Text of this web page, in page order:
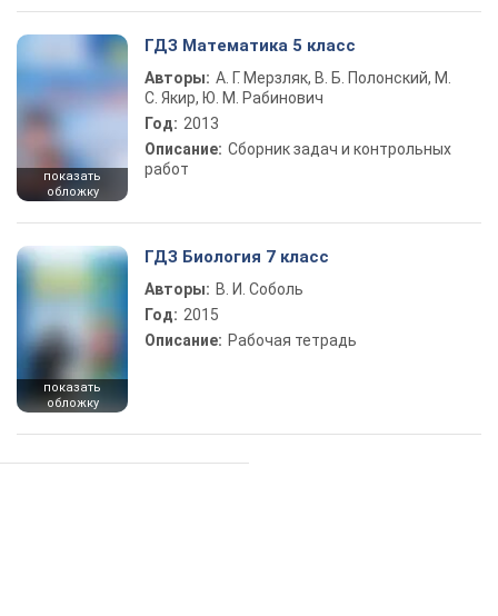
показать
обложку
ГДЗ Математика 5 класс
Авторы: А. Г. Мерзляк, В. Б. Полонский, М.
С. Якир, Ю. М. Рабинович
Год: 2013
Описание: Сборник задач и контрольных
работ
показать
обложку
ГДЗ Биология 7 класс
Авторы: В. И. Соболь
Год: 2015
Описание: Рабочая тетрадь